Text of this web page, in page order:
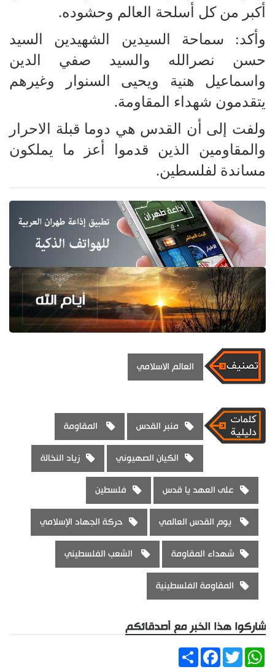
أكبر من كل أسلحة العالم وحشوده.
وأكد: سماحة السيدين الشهيدين السيد
حسن نصرالله والسيد صفي الدين
واسماعيل هنية ويحيى السنوار وغيرهم
يتقدمون شهداء المقاومة.
ولفت إلى أن القدس هي دوما قبلة الاحرار
والمقاومين الذين قدموا أعز ما يملكون
مساندة لفلسطين.
العالم الاسلامي
منبر القدس المقاومة
الكيان الصهيوني زياد النخالة
على العهد يا قدس فلسطين
يوم القدس العالمي حركة الجهاد الإسلامي
شهداء المقاومة الشعب الفلسطيني
المقاومة الفلسطينية
شاركوا هذا الخبر مع أصدقائكم
ShareFacebookTwitter
WhatsApp